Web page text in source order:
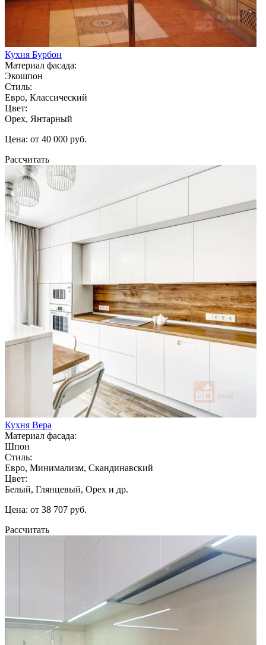
Кухня Бурбон
Материал фасада:
Экошпон
Стиль:
Евро, Классический
Цвет:
Орех, Янтарный
Цена: от 40 000 руб.
Рассчитать
Кухня Вера
Материал фасада:
Шпон
Стиль:
Евро, Минимализм, Скандинавский
Цвет:
Белый, Глянцевый, Орех и др.
Цена: от 38 707 руб.
Рассчитать